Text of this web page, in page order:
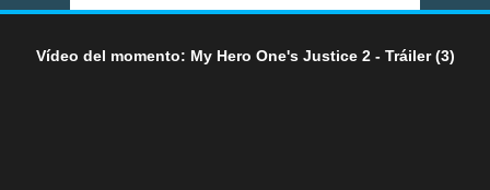
Vídeo del momento: My Hero One's Justice 2 - Tráiler (3)